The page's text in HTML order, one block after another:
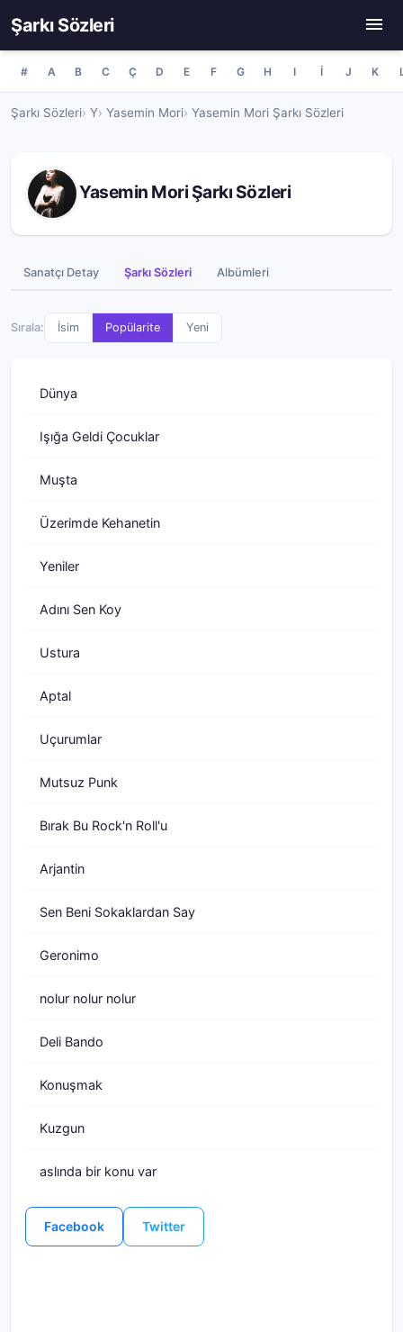
Şarkı Sözleri
# A B C Ç D E F G H I İ J K
Şarkı Sözleri Y Yasemin Mori Yasemin Mori Şarkı Sözleri
Yasemin Mori Şarkı Sözleri
Sanatçı Detay Şarkı Sözleri Albümleri
Sırala: İsim Popülarite Yeni
Dünya
Işığa Geldi Çocuklar
Muşta
Üzerimde Kehanetin
Yeniler
Adını Sen Koy
Ustura
Aptal
Uçurumlar
Mutsuz Punk
Bırak Bu Rock'n Roll'u
Arjantin
Sen Beni Sokaklardan Say
Geronimo
nolur nolur nolur
Deli Bando
Konuşmak
Kuzgun
aslında bir konu var
Facebook Twitter